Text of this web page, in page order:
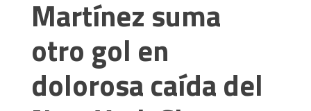
Martínez suma
otro gol en
dolorosa caída del